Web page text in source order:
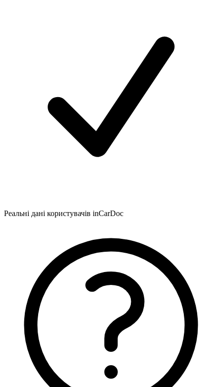
Реальні дані користувачів inCarDoc